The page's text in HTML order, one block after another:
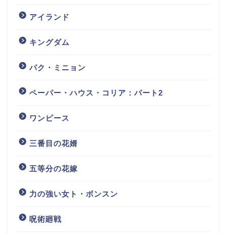
アイランド
キングダム
パク・ミニョン
ペーパー・ハウス・コリア：パート2
ワンピース
三番目の花婿
五等分の花嫁
力の強い女ト・ボンスン
呪術廻戦